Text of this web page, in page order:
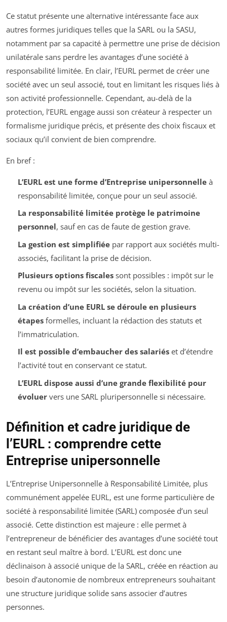
Ce statut présente une alternative intéressante face aux
autres formes juridiques telles que la SARL ou la SASU,
notamment par sa capacité à permettre une prise de décision
unilatérale sans perdre les avantages d’une société à
responsabilité limitée. En clair, l’EURL permet de créer une
société avec un seul associé, tout en limitant les risques liés à
son activité professionnelle. Cependant, au-delà de la
protection, l’EURL engage aussi son créateur à respecter un
formalisme juridique précis, et présente des choix fiscaux et
sociaux qu’il convient de bien comprendre.
En bref :
L’EURL est une forme d’Entreprise unipersonnelleà
responsabilité limitée, conçue pour un seul associé.
La responsabilité limitée protège le patrimoine
personnel, sauf en cas de faute de gestion grave.
La gestion est simplifiéepar rapport aux sociétés multi-
associés, facilitant la prise de décision.
Plusieurs options fiscalessont possibles : impôt sur le
revenu ou impôt sur les sociétés, selon la situation.
La création d’une EURL se déroule en plusieurs
étapesformelles, incluant la rédaction des statuts et
l’immatriculation.
Il est possible d’embaucher des salariéset d’étendre
l’activité tout en conservant ce statut.
L’EURL dispose aussi d’une grande flexibilité pour
évoluervers une SARL pluripersonnelle si nécessaire.
Définition et cadre juridique de
l’EURL : comprendre cette
Entreprise unipersonnelle
L’Entreprise Unipersonnelle à Responsabilité Limitée, plus
communément appelée EURL, est une forme particulière de
société à responsabilité limitée (SARL) composée d’un seul
associé. Cette distinction est majeure : elle permet à
l’entrepreneur de bénéficier des avantages d’une société tout
en restant seul maître à bord. L’EURL est donc une
déclinaison à associé unique de la SARL, créée en réaction au
besoin d’autonomie de nombreux entrepreneurs souhaitant
une structure juridique solide sans associer d’autres
personnes.